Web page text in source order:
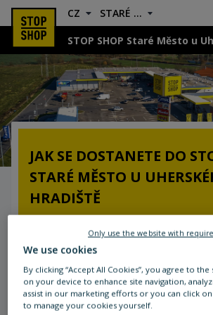
CZ STARÉ MĚSTO U
Umístění a doprava
JAK SE DOSTANETE DO
STARÉ MĚSTO U
HRADIŠTĚ
STOP SHOP ve Starém Městě u
Hradiště se nachází na okraji
hranic s Uh. Hradištěm. Ze
Brněnské/Hradišťské nebo z Uh.
třídě Maršála Malinovského jste u
We use cookies
By clicking “Accept All Cookies”, you agree to
on your device to enhance site navigation,
assist in our marketing efforts or you can click
to manage your cookies yourself.
Only use the website with